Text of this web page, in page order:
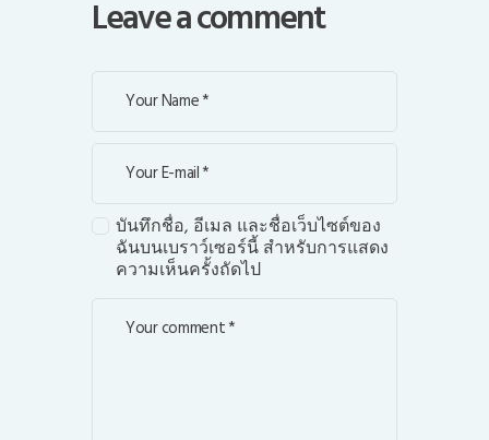
Leave a comment
บันทึกชื่อ, อีเมล และชื่อเว็บไซต์ของ
ฉันบนเบราว์เซอร์นี้ สำหรับการแสดง
ความเห็นครั้งถัดไป